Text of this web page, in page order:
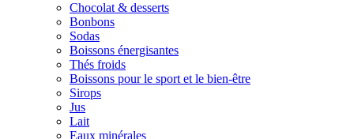
Chocolat & desserts
Bonbons
Sodas
Boissons énergisantes
Thés froids
Boissons pour le sport et le bien-être
Sirops
Jus
Lait
Eaux minérales